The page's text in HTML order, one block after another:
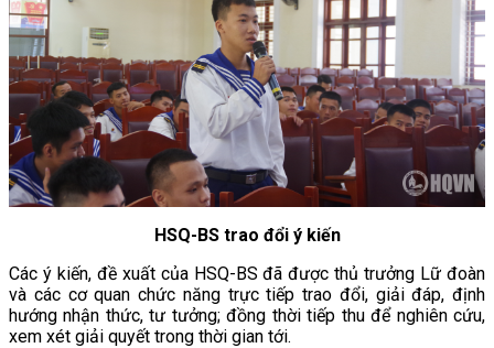
HSQ-BS trao đổi ý kiến
Các ý kiến, đề xuất của HSQ-BS đã được thủ trưởng Lữ đoàn
và các cơ quan chức năng trực tiếp trao đổi, giải đáp, định
hướng nhận thức, tư tưởng; đồng thời tiếp thu để nghiên cứu,
xem xét giải quyết trong thời gian tới.